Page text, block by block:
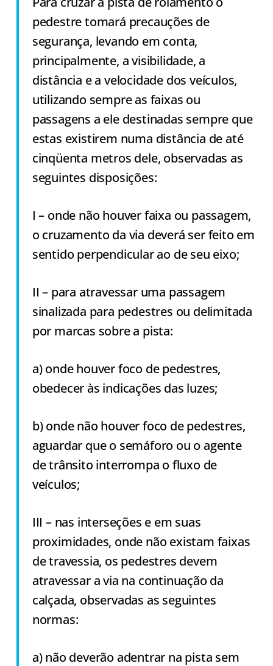
pedestre tomará precauções de
segurança, levando em conta,
principalmente, a visibilidade, a
distância e a velocidade dos veículos,
utilizando sempre as faixas ou
passagens a ele destinadas sempre que
estas existirem numa distância de até
cinqüenta metros dele, observadas as
seguintes disposições:
I – onde não houver faixa ou passagem,
o cruzamento da via deverá ser feito em
sentido perpendicular ao de seu eixo;
II – para atravessar uma passagem
sinalizada para pedestres ou delimitada
por marcas sobre a pista:
a) onde houver foco de pedestres,
obedecer às indicações das luzes;
b) onde não houver foco de pedestres,
aguardar que o semáforo ou o agente
de trânsito interrompa o fluxo de
veículos;
III – nas interseções e em suas
proximidades, onde não existam faixas
de travessia, os pedestres devem
atravessar a via na continuação da
calçada, observadas as seguintes
normas:
a) não deverão adentrar na pista sem